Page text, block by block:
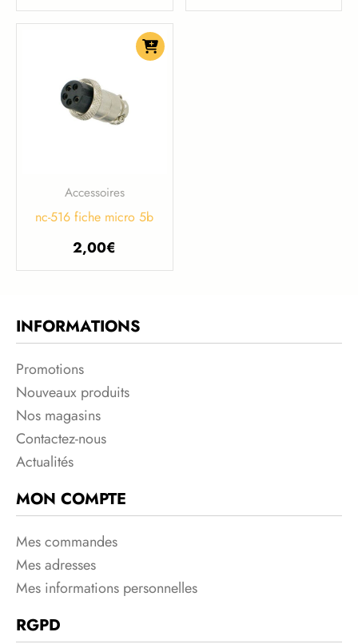
Accessoires
nc-516 fiche micro 5b
2,00€
INFORMATIONS
Promotions
Nouveaux produits
Nos magasins
Contactez-nous
Actualités
MON COMPTE
Mes commandes
Mes adresses
Mes informations personnelles
RGPD